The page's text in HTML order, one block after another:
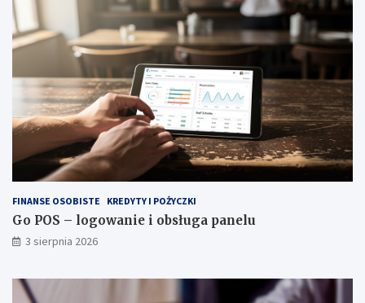
FINANSE OSOBISTE KREDYTY I POŻYCZKI
Go POS – logowanie i obsługa panelu
3 sierpnia 2026